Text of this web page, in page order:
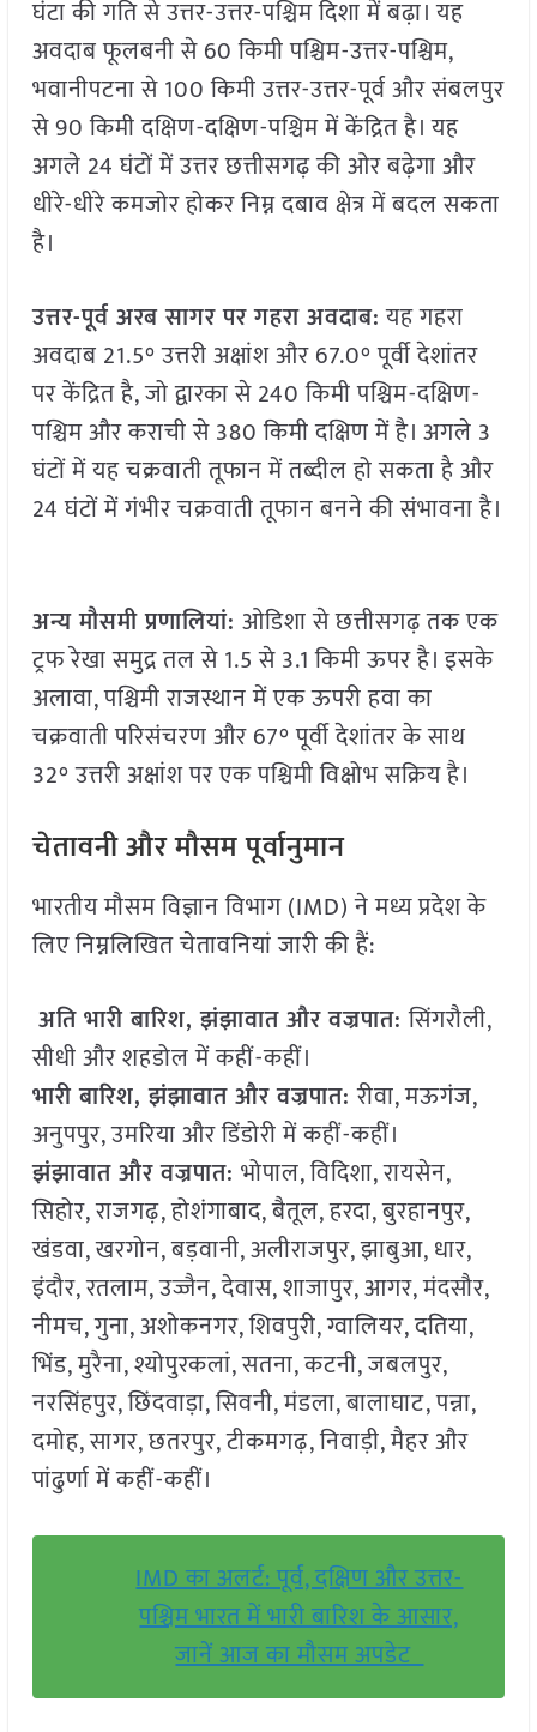
घंटा की गति से उत्तर-उत्तर-पश्चिम दिशा में बढ़ा। यह
अवदाब फूलबनी से 60 किमी पश्चिम-उत्तर-पश्चिम,
भवानीपटना से 100 किमी उत्तर-उत्तर-पूर्व और संबलपुर
से 90 किमी दक्षिण-दक्षिण-पश्चिम में केंद्रित है। यह
अगले 24 घंटों में उत्तर छत्तीसगढ़ की ओर बढ़ेगा और
धीरे-धीरे कमजोर होकर निम्न दबाव क्षेत्र में बदल सकता
है।
उत्तर-पूर्व अरब सागर पर गहरा अवदाब:यह गहरा
अवदाब 21.5° उत्तरी अक्षांश और 67.0° पूर्वी देशांतर
पर केंद्रित है, जो द्वारका से 240 किमी पश्चिम-दक्षिण-
पश्चिम और कराची से 380 किमी दक्षिण में है। अगले 3
घंटों में यह चक्रवाती तूफान में तब्दील हो सकता है और
24 घंटों में गंभीर चक्रवाती तूफान बनने की संभावना है।
अन्य मौसमी प्रणालियां: ओडिशा से छत्तीसगढ़ तक एक
ट्रफ रेखा समुद्र तल से 1.5 से 3.1 किमी ऊपर है। इसके
अलावा, पश्चिमी राजस्थान में एक ऊपरी हवा का
चक्रवाती परिसंचरण और 67° पूर्वी देशांतर के साथ
32° उत्तरी अक्षांश पर एक पश्चिमी विक्षोभ सक्रिय है।
चेतावनी और मौसम पूर्वानुमान
भारतीय मौसम विज्ञान विभाग (IMD) ने मध्य प्रदेश के
लिए निम्नलिखित चेतावनियां जारी की हैं:
अति भारी बारिश, झंझावात और वज्रपात:सिंगरौली,
सीधी और शहडोल में कहीं-कहीं।
भारी बारिश, झंझावात और वज्रपात:रीवा, मऊगंज,
अनुपपुर, उमरिया और डिंडोरी में कहीं-कहीं।
झंझावात और वज्रपात: भोपाल, विदिशा, रायसेन,
सिहोर, राजगढ़, होशंगाबाद, बैतूल, हरदा, बुरहानपुर,
खंडवा, खरगोन, बड़वानी, अलीराजपुर, झाबुआ, धार,
इंदौर, रतलाम, उज्जैन, देवास, शाजापुर, आगर, मंदसौर,
नीमच, गुना, अशोकनगर, शिवपुरी, ग्वालियर, दतिया,
भिंड, मुरैना, श्योपुरकलां, सतना, कटनी, जबलपुर,
नरसिंहपुर, छिंदवाड़ा, सिवनी, मंडला, बालाघाट, पन्ना,
दमोह, सागर, छतरपुर, टीकमगढ़, निवाड़ी, मैहर और
पांढुर्णा में कहीं-कहीं।
IMD का अलर्ट: पूर्व, दक्षिण और उत्तर-
पश्चिम भारत में भारी बारिश के आसार,
जानें आज का मौसम अपडेट